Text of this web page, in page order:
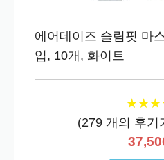
에어데이즈 슬림핏 마
입, 10개, 화이트
★★★
★★★
(279 개의 후기